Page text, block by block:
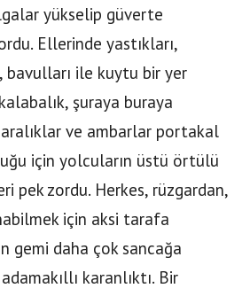
yükselip güverte
Ellerinde yastıkları,
ile kuytu bir yer
şuraya buraya
ve ambarlar portakal
için yolcuların üstü örtülü
pek zordu. Herkes, rüzgardan,
için aksi tarafa
gemi daha çok sancağa
karanlıktı. Bir